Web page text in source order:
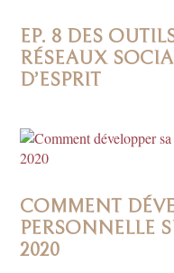
EP. 8 DES
RÉSEAUX
D’ESPRIT
COMMENT
PERSONNELLE
2020